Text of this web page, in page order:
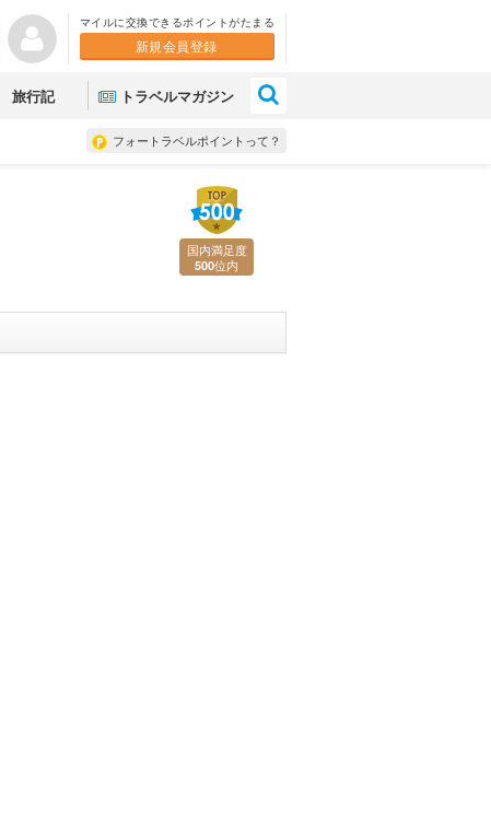
マイルに交換できるポイントがたまる
新規会員登録
旅行記 トラベルマガジン
フォートラベルポイントって？
国内満足度
500位内